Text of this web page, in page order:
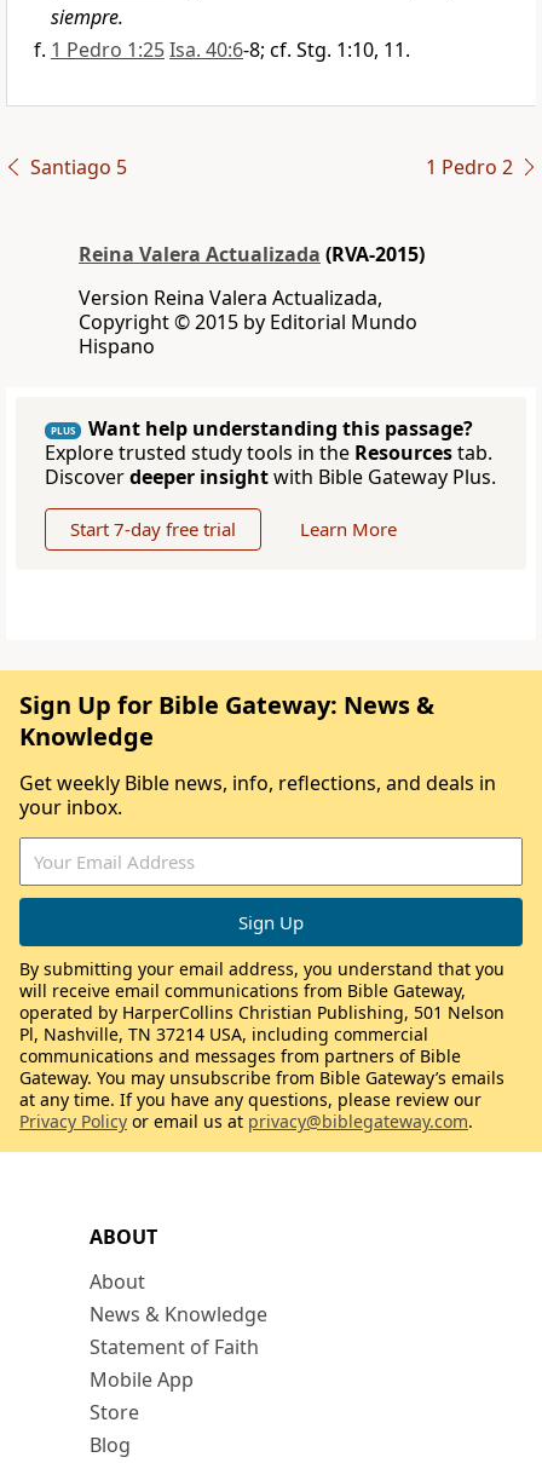
siempre.
1 Pedro 1:25Isa. 40:6-8; cf. Stg. 1:10, 11.
Santiago 5 1 Pedro 2
Reina Valera Actualizada (RVA-2015)
Version Reina Valera Actualizada,
Copyright © 2015 by Editorial Mundo
Hispano
PLUS
Want help understanding this passage?
Explore trusted study tools in the Resourcestab.
Discoverdeeper insightwith Bible Gateway Plus.
Start 7-day free trial Learn More
ABOUT
About
News & Knowledge
Statement of Faith
Mobile App
Store
Blog
Sign Up for Bible Gateway: News &
Knowledge
Get weekly Bible news, info, reflections, and deals in
your inbox.
By submitting your email address, you understand that you
will receive email communications from Bible Gateway,
operated by HarperCollins Christian Publishing, 501 Nelson
Pl, Nashville, TN 37214 USA, including commercial
communications and messages from partners of Bible
Gateway. You may unsubscribe from Bible Gateway’s emails
at any time. If you have any questions, please review our
Privacy Policy or email us at privacy@biblegateway.com.